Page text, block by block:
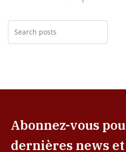
Abonnez-vous
dernières news